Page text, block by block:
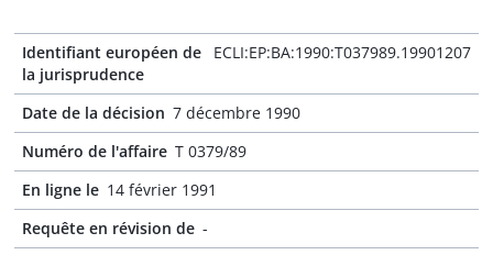
Identifiant européen de
la jurisprudence
ECLI:EP:BA:1990:T037989.19901207
Date de la décision 7 décembre 1990
Numéro de l'affaire T 0379/89
En ligne le 14 février 1991
Requête en révision de -